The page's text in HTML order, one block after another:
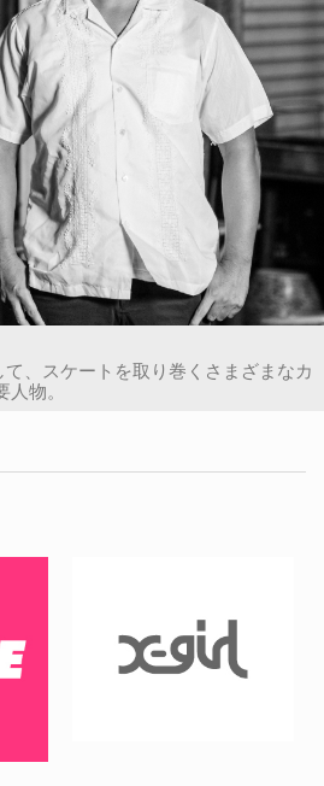
、スケートを取り巻くさまざまなカ
物。